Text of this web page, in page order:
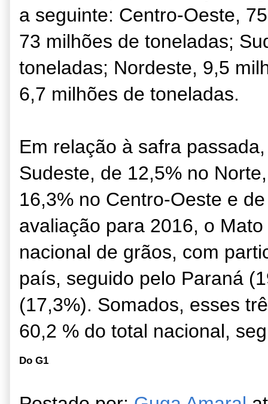
a seguinte: Centro-Oeste,
73 milhões de toneladas;
toneladas; Nordeste, 9,5
6,7 milhões de toneladas.
Em relação à safra
Sudeste, de 12,5% no
16,3% no Centro-Oeste e
avaliação para 2016, o
nacional de grãos, com
país, seguido pelo Paraná
(17,3%). Somados, esses
60,2 % do total nacional,
Do G1